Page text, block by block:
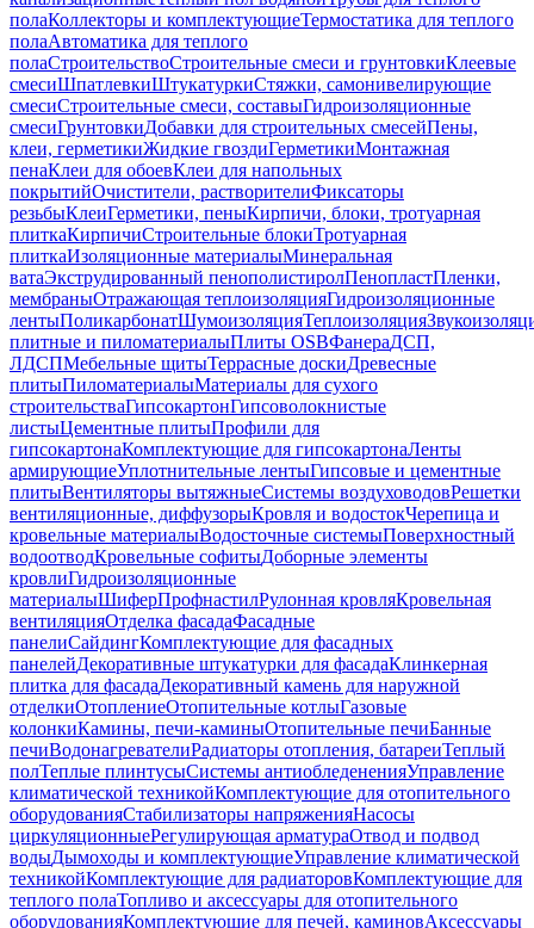
полаКоллекторы и комплектующиеТермостатика для теплого
полаАвтоматика для теплого
полаСтроительствоСтроительные смеси и грунтовкиКлеевые
смесиШпатлевкиШтукатуркиСтяжки, самонивелирующие
смесиСтроительные смеси, составыГидроизоляционные
смесиГрунтовкиДобавки для строительных смесейПены,
клеи, герметикиЖидкие гвоздиГерметикиМонтажная
пенаКлеи для обоевКлеи для напольных
покрытийОчистители, растворителиФиксаторы
резьбыКлеиГерметики, пеныКирпичи, блоки, тротуарная
плиткаКирпичиСтроительные блокиТротуарная
плиткаИзоляционные материалыМинеральная
ватаЭкструдированный пенополистиролПенопластПленки,
мембраныОтражающая теплоизоляцияГидроизоляционные
лентыПоликарбонатШумоизоляцияТеплоизоляция
плитные и пиломатериалыПлиты OSBФанераДСП,
ЛДСПМебельные щитыТеррасные доскиДревесные
плитыПиломатериалыМатериалы для сухого
строительстваГипсокартонГипсоволокнистые
листыЦементные плитыПрофили для
гипсокартонаКомплектующие для гипсокартонаЛенты
армирующиеУплотнительные лентыГипсовые и цементные
плитыВентиляторы вытяжныеСистемы воздуховодовРешетки
вентиляционные, диффузорыКровля и водостокЧерепица и
кровельные материалыВодосточные системыПоверхностный
водоотводКровельные софитыДоборные элементы
кровлиГидроизоляционные
материалыШиферПрофнастилРулонная кровляКровельная
вентиляцияОтделка фасадаФасадные
панелиСайдингКомплектующие для фасадных
панелейДекоративные штукатурки для фасадаКлинкерная
плитка для фасадаДекоративный камень для наружной
отделкиОтоплениеОтопительные котлыГазовые
колонкиКамины, печи-каминыОтопительные печиБанные
печиВодонагревателиРадиаторы отопления, батареиТеплый
полТеплые плинтусыСистемы антиобледененияУправление
климатической техникойКомплектующие для отопительного
оборудованияСтабилизаторы напряженияНасосы
циркуляционныеРегулирующая арматураОтвод и подвод
водыДымоходы и комплектующиеУправление климатической
техникойКомплектующие для радиаторовКомплектующие для
теплого полаТопливо и аксессуары для отопительного
оборудованияКомплектующие для печей, каминовАксессуары